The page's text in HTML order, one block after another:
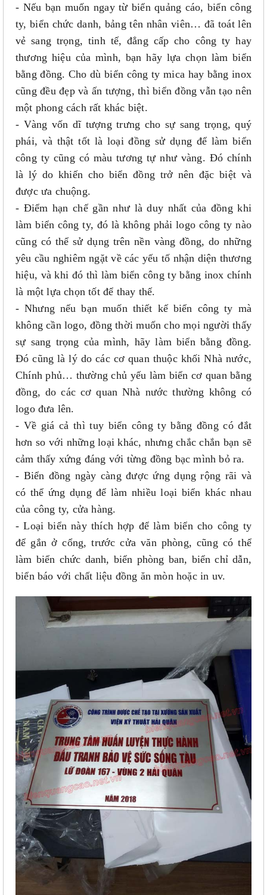
- Nếu bạn muốn ngay từ biển quảng cáo, biển công
ty, biển chức danh, bảng tên nhân viên… đã toát lên
vẻ sang trọng, tinh tế, đẳng cấp cho công ty hay
thương hiệu của mình, bạn hãy lựa chọn làm biển
bằng đồng. Cho dù biển công ty mica hay bằng inox
cũng đều đẹp và ấn tượng, thì biển đồng vẫn tạo nên
một phong cách rất khác biệt.
- Vàng vốn dĩ tượng trưng cho sự sang trọng, quý
phái, và thật tốt là loại đồng sử dụng để làm biển
công ty cũng có màu tương tự như vàng. Đó chính
là lý do khiến cho biển đồng trở nên đặc biệt và
được ưa chuộng.
- Điểm hạn chế gần như là duy nhất của đồng khi
làm biển công ty, đó là không phải logo công ty nào
cũng có thể sử dụng trên nền vàng đồng, do những
yêu cầu nghiêm ngặt về các yếu tố nhận diện thương
hiệu, và khi đó thì làm biển công ty bằng inox chính
là một lựa chọn tốt để thay thế.
- Nhưng nếu bạn muốn thiết kế biển công ty mà
không cần logo, đồng thời muốn cho mọi người thấy
sự sang trọng của mình, hãy làm biển bằng đồng.
Đó cũng là lý do các cơ quan thuộc khối Nhà nước,
Chính phủ… thường chủ yếu làm biển cơ quan bằng
đồng, do các cơ quan Nhà nước thường không có
logo đưa lên.
- Về giá cả thì tuy biển công ty bằng đồng có đắt
hơn so với những loại khác, nhưng chắc chắn bạn sẽ
cảm thấy xứng đáng với từng đồng bạc mình bỏ ra.
- Biển đồng ngày càng được ứng dụng rộng rãi và
có thể ứng dụng để làm nhiều loại biển khác nhau
của công ty, cửa hàng.
- Loại biển này thích hợp để làm biển cho công ty
để gắn ở cổng, trước cửa văn phòng, cũng có thể
làm biển chức danh, biển phòng ban, biển chỉ dẫn,
biển báo với chất liệu đồng ăn mòn hoặc in uv.